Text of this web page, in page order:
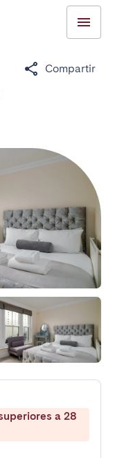
Compartir
a 28